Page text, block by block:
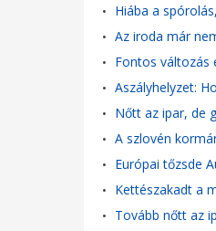
• Hiába a
• Az iroda már
• Fontos változás
• Aszályhelyzet:
• Nőtt az ipar, de
• A szlovén
• Európai tőzsde
• Kettészakadt a
• Tovább nőtt az